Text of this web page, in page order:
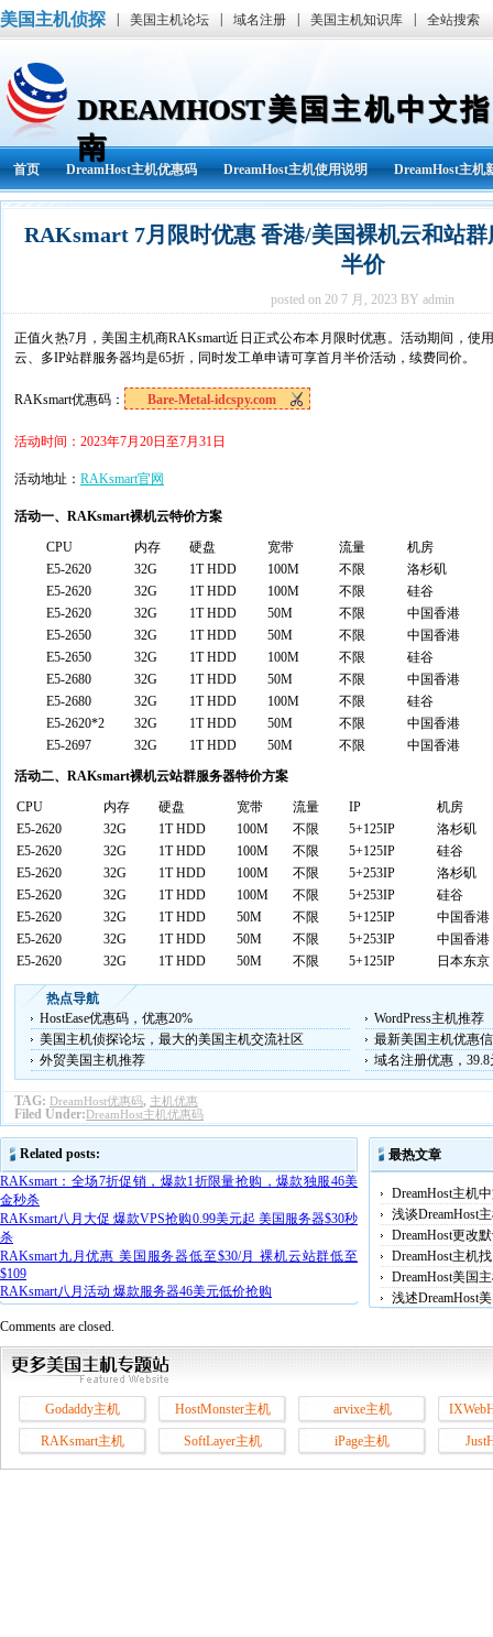
美国主机侦探 美国主机论坛 域名注册 美国主机知识库 全站搜索
DREAMHOST美国主机中文指
南
首页 DreamHost主机优惠码 DreamHost主机使用说明 DreamHost主机
RAKsmart 7月限时优惠 香港/美国裸机云和站
半价
posted on 20 7 月, 2023 BY admin
正值火热7月，美国主机商RAKsmart近日正式公布本月限时优惠。活动期间，使
云、多IP站群服务器均是65折，同时发工单申请可享首月半价活动，续费同价。
RAKsmart优惠码： Bare-Metal-idcspy.com
活动时间：2023年7月20日至7月31日
活动地址： RAKsmart官网
活动一、RAKsmart裸机云特价方案
CPU
内存 硬盘 宽带 流量
机房
E5-2620
32G 1T HDD 100M 不限
洛杉矶
E5-2620
32G 1T HDD 100M 不限
硅谷
E5-2620
32G 1T HDD 50M 不限
中国香港
E5-2650
32G 1T HDD 50M 不限
中国香港
E5-2650
32G 1T HDD 100M 不限
硅谷
E5-2680
32G 1T HDD 50M 不限
中国香港
E5-2680
32G 1T HDD 100M 不限
硅谷
E5-2620*2
32G 1T HDD 50M 不限
中国香港
E5-2697
32G 1T HDD 50M 不限
中国香港
活动二、RAKsmart裸机云站群服务器特价方案
CPU
内存 硬盘 宽带 流量 IP
机房
E5-2620
32G 1T HDD 100M 不限 5+125IP
洛杉矶
E5-2620
32G 1T HDD 100M 不限 5+125IP
硅谷
E5-2620
32G 1T HDD 100M 不限 5+253IP
洛杉矶
E5-2620
32G 1T HDD 100M 不限 5+253IP
硅谷
E5-2620
32G 1T HDD 50M 不限 5+125IP
中国香港
E5-2620
32G 1T HDD 50M 不限 5+253IP
中国香港
E5-2620
32G 1T HDD 50M 不限 5+125IP 日本东京
热点导航
HostEase优惠码，优惠20%
WordPress主机推荐
美国主机侦探论坛，最大的美国主机交流社区
最新美国主机优惠
外贸美国主机推荐
域名注册优惠，
TAG: DreamHost优惠码, 主机优惠
Filed Under:DreamHost主机优惠码
Related posts:
RAKsmart：全场7折促销，爆款1折限量抢购，爆款独服46美
金秒杀
RAKsmart八月大促 爆款VPS抢购0.99美元起 美国服务器$30秒
杀
RAKsmart九月优惠 美国服务器低至$30/月 裸机云站群低至
$109
RAKsmart八月活动 爆款服务器46美元低价抢购
最热文章
DreamHost主机
浅谈DreamHost
DreamHost更改
DreamHost主机
DreamHost美国
浅述DreamHost
Comments are closed.
Godaddy主机 HostMonster主机 arvixe主机
RAKsmart主机 SoftLayer主机 iPage主机